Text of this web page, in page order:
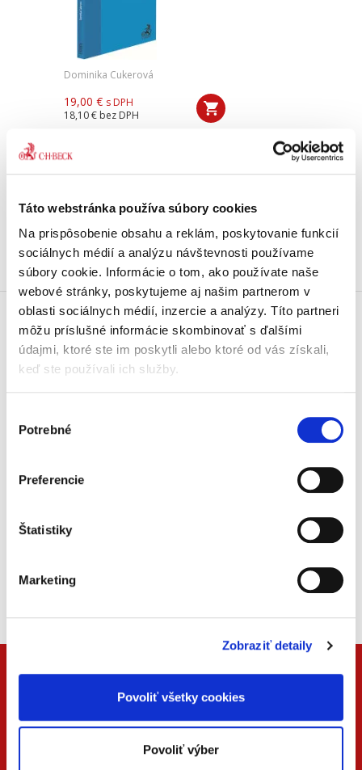
Táto webstránka používa súbory cookies
Na prispôsobenie obsahu a reklám, poskytovanie funkcií
sociálnych médií a analýzu návštevnosti používame
súbory cookie. Informácie o tom, ako používate naše
webové stránky, poskytujeme aj našim partnerom v
oblasti sociálnych médií, inzercie a analýzy. Títo partneri
môžu príslušné informácie skombinovať s ďalšími
údajmi, ktoré ste im poskytli alebo ktoré od vás získali,
keď ste používali ich služby.
súhlasu
Potrebné
Preferencie
Štatistiky
Marketing
Zobraziť detaily
Povoliť všetky cookies
Povoliť výber
Dominika Cukerová
19,00 € s DPH
18,10 € bez DPH
rozpracovanie témy odporovateľnosti právnych
úkonov s dôrazom na jej využitie v obchodnom
odporovať škodlivé úkony...
Doprava zdarma
Získajte dopravu zdarma
pri nákupu nad 99 €.